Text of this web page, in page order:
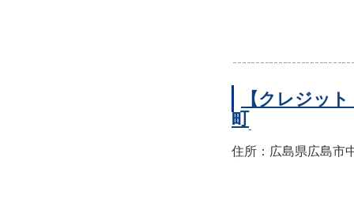
【クレジッ
町
住所：広島県広島市